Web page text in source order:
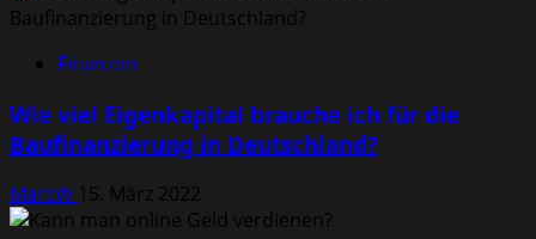
Finanzen
Wie viel Eigenkapital brauche ich für die
Baufinanzierung in Deutschland?
MarcW 15. März 2022